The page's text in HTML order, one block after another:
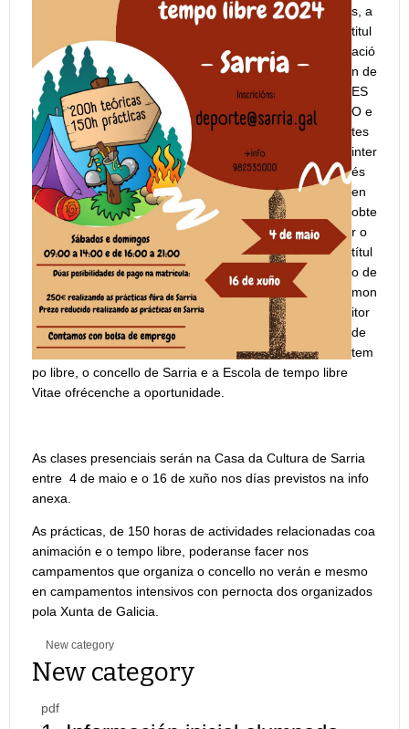
s, a
titul
ació
n de
ES
O e
tes
inter
és
en
obte
r o
títul
o de
mon
itor
de
tem
po libre, o concello de Sarria e a Escola de tempo libre
Vitae ofrécenche a oportunidade.
As clases presenciais serán na Casa da Cultura de Sarria
entre 4 de maio e o 16 de xuño nos días previstos na info
anexa.
As prácticas, de 150 horas de actividades relacionadas coa
animación e o tempo libre, poderanse facer nos
campamentos que organiza o concello no verán e mesmo
en campamentos intensivos con pernocta dos organizados
pola Xunta de Galicia.
New category
New category
pdf